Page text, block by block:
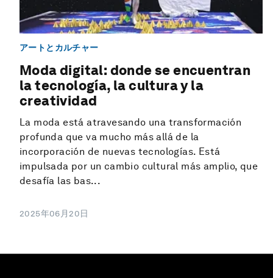
アートとカルチャー
Moda digital: donde se encuentran
la tecnología, la cultura y la
creatividad
La moda está atravesando una transformación
profunda que va mucho más allá de la
incorporación de nuevas tecnologías. Está
impulsada por un cambio cultural más amplio, que
desafía las bas...
2025年06月20日